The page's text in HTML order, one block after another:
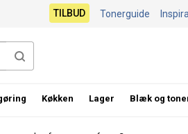
Tonerguide
TILBUD
Køkken Lager Blæk og